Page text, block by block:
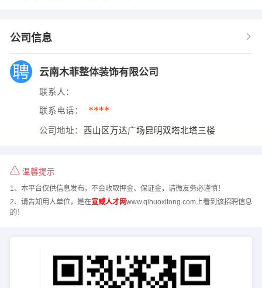
公司信息
云南木菲整体装饰有限公司
联系人：
联系电话： ****
公司地址： 西山区万达广场昆明双塔北塔三楼
温馨提示
1、本平台仅供信息发布，不会收取押金、保证金，请微友务必谨慎！
2、请告知用人单位，是在宣威人才网www.qihuoxitong.com上看到该招聘信息
的！